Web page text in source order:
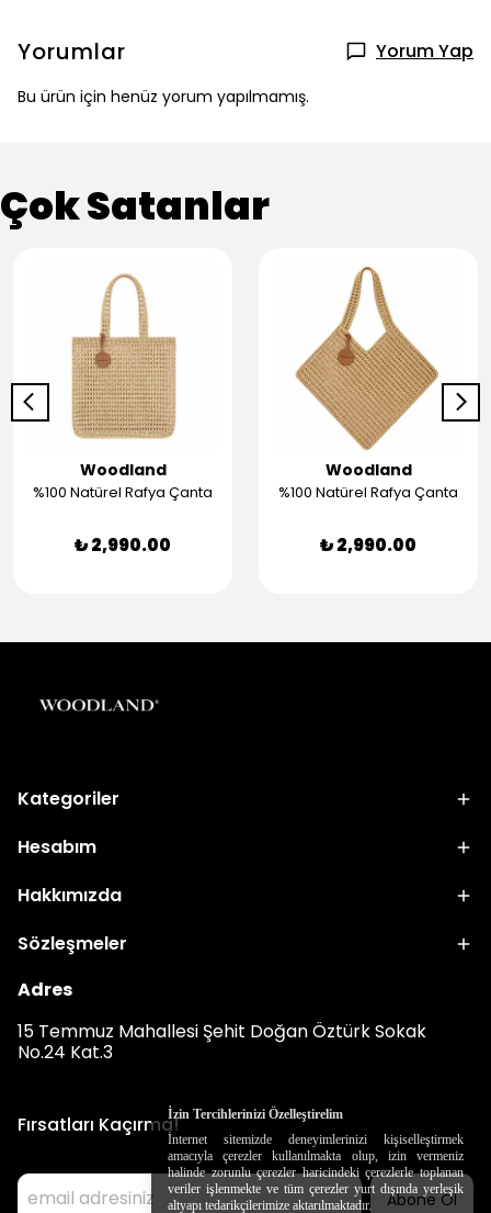
İzin Tercihlerinizi Özelleştirelim
İnternet sitemizde deneyimlerinizi kişiselleştirmek
amacıyla çerezler kullanılmakta olup, izin vermeniz
halinde zorunlu çerezler haricindeki çerezlerle toplanan
veriler işlenmekte ve tüm çerezler yurt dışında yerleşik
altyapı tedarikçilerimize aktarılmaktadır.
Yorumlar Yorum Yap
Bu ürün için henüz yorum yapılmamış.
Çok Satanlar
Woodland
%100 Natürel Rafya Çanta
₺ 2,990.00
Woodland
%100 Natürel Rafya Çanta
₺ 2,990.00
Kategoriler
Hesabım
Hakkımızda
Sözleşmeler
Adres
15 Temmuz Mahallesi Şehit Doğan Öztürk Sokak
No.24 Kat.3
Fırsatları Kaçırma!
Abone Ol